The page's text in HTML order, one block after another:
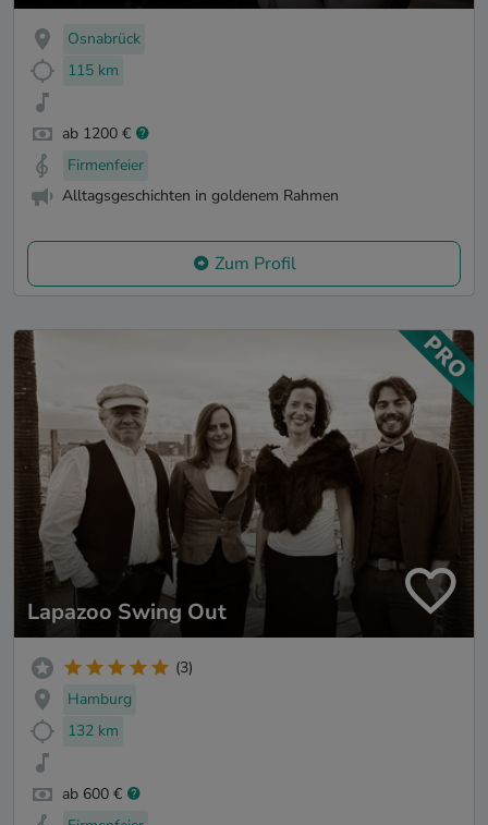
Osnabrück
115 km
ab 1200 €
Firmenfeier
Alltagsgeschichten in goldenem Rahmen
Zum Profil
Lapazoo Swing Out
(3)
Hamburg
132 km
ab 600 €